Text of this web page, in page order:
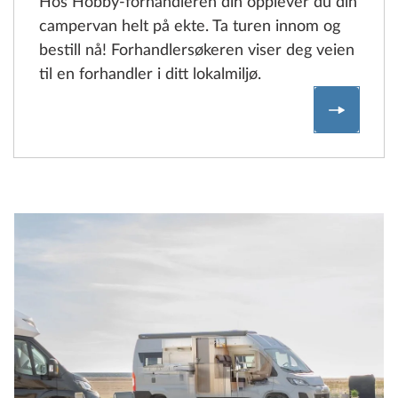
campervan helt på ekte. Ta turen innom og
bestill nå! Forhandlersøkeren viser deg veien
til en forhandler i ditt lokalmiljø.
Finn